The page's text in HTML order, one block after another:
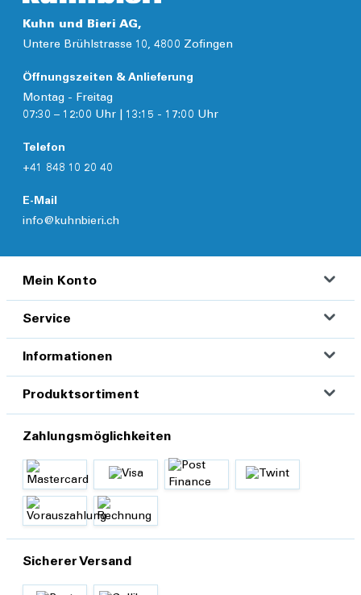
Kuhn und Bieri AG,
Untere Brühlstrasse 10, 4800 Zofingen
Öffnungszeiten & Anlieferung
Montag - Freitag
07:30 – 12:00 Uhr | 13:15 - 17:00 Uhr
Telefon
+41 848 10 20 40
E-Mail
info@kuhnbieri.ch
Mein Konto
Service
Informationen
Produktsortiment
Zahlungsmöglichkeiten
Sicherer Versand